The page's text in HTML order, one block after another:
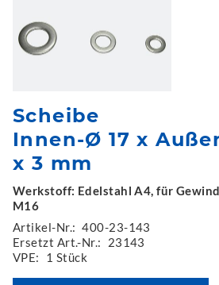
Scheibe
Innen-Ø 17 x
x 3 mm
Werkstoff: Edelstahl A4, für
M16
Artikel-Nr.: 400-23-143
Ersetzt Art.-Nr.:
23143
VPE:
1 Stück